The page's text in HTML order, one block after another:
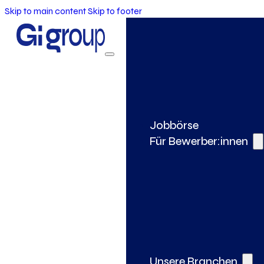
Skip to main contentSkip to footer
Jobbörse
Für Bewerber:innen